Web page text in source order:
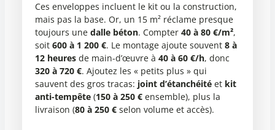
Ces enveloppes incluent le kit ou la construction,
mais pas la base. Or, un 15 m² réclame presque
toujours une dalle béton. Compter 40 à 80 €/m²,
soit 600 à 1 200 €. Le montage ajoute souvent 8 à
12 heuresde main-d’œuvre à 40 à 60 €/h, donc
320 à 720 €. Ajoutez les « petits plus » qui
sauvent des gros tracas: joint d’étanchéitéet kit
anti-tempête(150 à 250 €ensemble), plus la
livraison (80 à 250 €selon volume et accès).